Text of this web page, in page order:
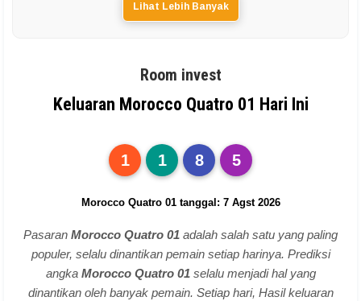
Lihat Lebih Banyak
Room invest
Keluaran Morocco Quatro 01 Hari Ini
1 1 8 5
Morocco Quatro 01 tanggal: 7 Agst 2026
Pasaran Morocco Quatro 01 adalah salah satu yang paling
populer, selalu dinantikan pemain setiap harinya. Prediksi
angka Morocco Quatro 01selalu menjadi hal yang
dinantikan oleh banyak pemain. Setiap hari, Hasil keluaran